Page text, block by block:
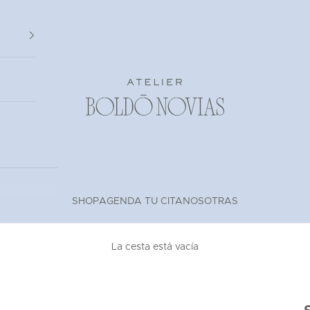
Atelier Boldó Novias
SHOPAGENDA TU CITA NOSOTRAS
La cesta está vacía